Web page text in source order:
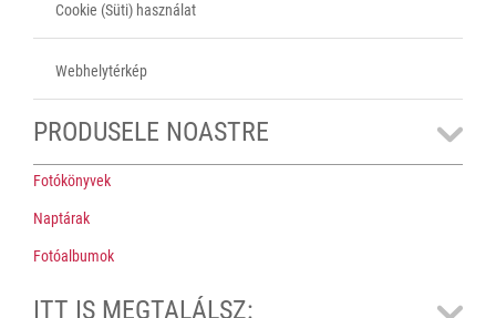
Cookie (Süti) használat
Webhelytérkép
PRODUSELE NOASTRE
Fotókönyvek
Naptárak
Fotóalbumok
ITT IS MEGTALÁLSZ: